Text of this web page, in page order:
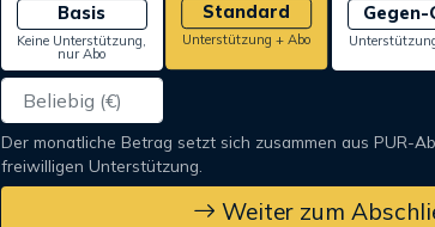
Basis
Keine Unterstützung,
nur Abo
Standard
Unterstützung + Abo
Gegen-
Der monatliche Betrag setzt sich zusammen aus PUR-
freiwilligen Unterstützung.
Weiter zum